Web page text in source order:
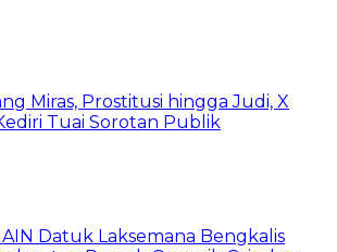
Miras, Prostitusi hingga Judi, X
Tuai Sorotan Publik
Datuk Laksemana Bengkalis